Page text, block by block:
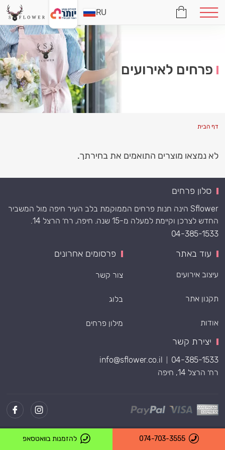
פרחים לאירועים
דף הבית
לא נמצאו מוצרים התואמים את בחירתך.
סלון פרחים
Sflower הינה חנות פרחים הממוקמת בלב העיר חיפה מול המשביר
החדש לצרכן וקיימת למעלה מ-15 שנה. חיפה, רח׳ הרצל 14.
04-385-1533
עוד באתר
עיצוב אירועים
תקנון אתר
אודות
פרסומים אחרונים
צור קשר
בלוג
מילון פרחים
יצירת קשר
04-385-1533
info@sflower.co.il
רח׳ הרצל 14, חיפה
RU
Powered by
074-703-3555 להזמנות בוואטסאפ